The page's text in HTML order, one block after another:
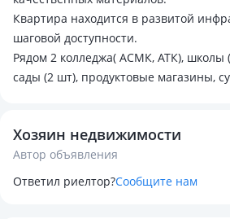
Квартира находится в развитой
шаговой доступности.
Рядом 2 колледжа( АСМК, АТК), школы
сады (2 шт), продуктовые магазины,
президента. Во дворе есть
мини рынок. В кв оставляем кухонный
гарнитур, в прихожей шкаф купе, в
Хозяин недвижимости
Автор объявления
Ответил риелтор?Сообщите нам